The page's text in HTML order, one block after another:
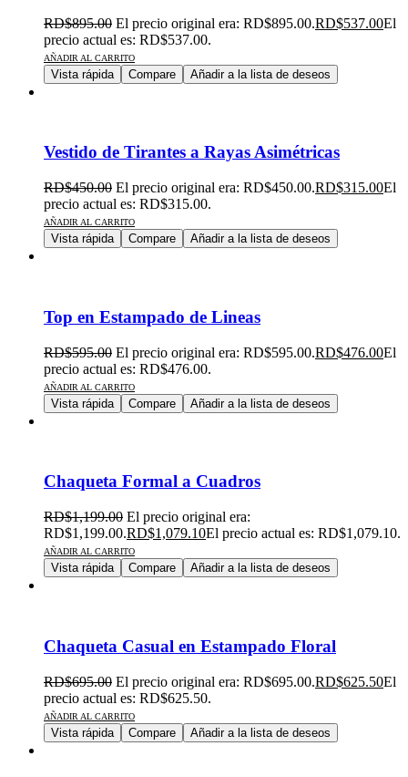
RD$895.00 El precio original era: RD$895.00.RD$537.00El
precio actual es: RD$537.00.
AÑADIR AL CARRITO
Vista rápida Compare Añadir a la lista de deseos
Vestido de Tirantes a Rayas Asimétricas
RD$450.00 El precio original era: RD$450.00.RD$315.00El
precio actual es: RD$315.00.
AÑADIR AL CARRITO
Vista rápida Compare Añadir a la lista de deseos
Top en Estampado de Lineas
RD$595.00 El precio original era: RD$595.00.RD$476.00El
precio actual es: RD$476.00.
AÑADIR AL CARRITO
Vista rápida Compare Añadir a la lista de deseos
Chaqueta Formal a Cuadros
RD$1,199.00 El precio original era:
RD$1,199.00.RD$1,079.10El precio actual es: RD$1,079.10.
AÑADIR AL CARRITO
Vista rápida Compare Añadir a la lista de deseos
Chaqueta Casual en Estampado Floral
RD$695.00 El precio original era: RD$695.00.RD$625.50El
precio actual es: RD$625.50.
AÑADIR AL CARRITO
Vista rápida Compare Añadir a la lista de deseos